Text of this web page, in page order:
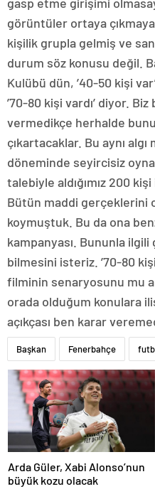
görüntüler ortaya
kişilik grupla gelmiş ve
durum söz konusu değil.
Kulübü dün, ’40-50 kişi
’70-80 kişi vardı’ diyor.
vermedikçe herhalde
çıkartacaklar. Bu aynı
döneminde seyircisiz
talebiyle aldığımız 200
Bütün maddi gerçeklerini
koymuştuk. Bu da ona
kampanyası. Bununla
bilmesini isteriz. ’70-80
filminin senaryosunu mu
orada olduğum konulara
açıkçası ben karar
Başkan Fenerbahçe
Arda Güler, Xabi Alonso’nun
büyük kozu olacak